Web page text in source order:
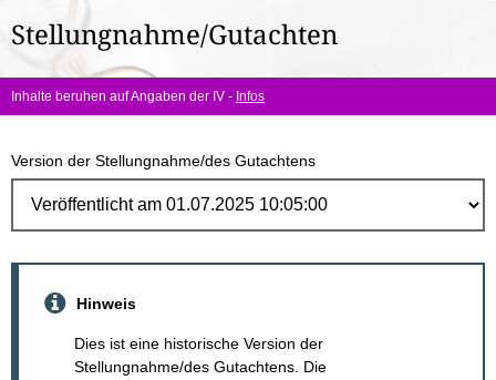
hier:
Stellungnahme/Gutachten
Inhalte beruhen auf Angaben der IV - Infos
Version der Stellungnahme/des Gutachtens
Hinweis
Dies ist eine historische Version der
Stellungnahme/des Gutachtens. Die